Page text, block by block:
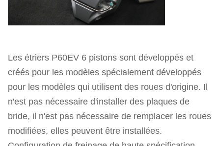
Les étriers P60EV 6 pistons sont développés et
créés pour les modèles spécialement développés
pour les modèles qui utilisent des roues d'origine. Il
n'est pas nécessaire d'installer des plaques de
bride, il n'est pas nécessaire de remplacer les roues
modifiées, elles peuvent être installées.